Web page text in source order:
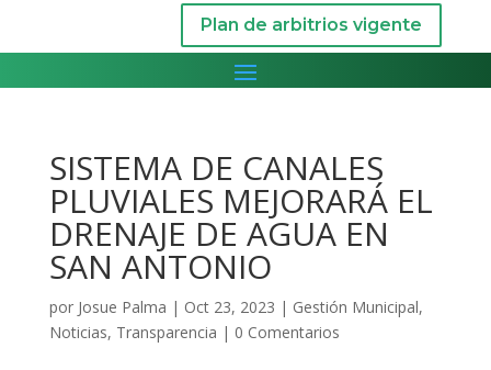
Plan de arbitrios vigente
SISTEMA DE CANALES
PLUVIALES MEJORARÁ EL
DRENAJE DE AGUA EN
SAN ANTONIO
por Josue Palma | Oct 23, 2023 | Gestión Municipal,
Noticias, Transparencia | 0 Comentarios